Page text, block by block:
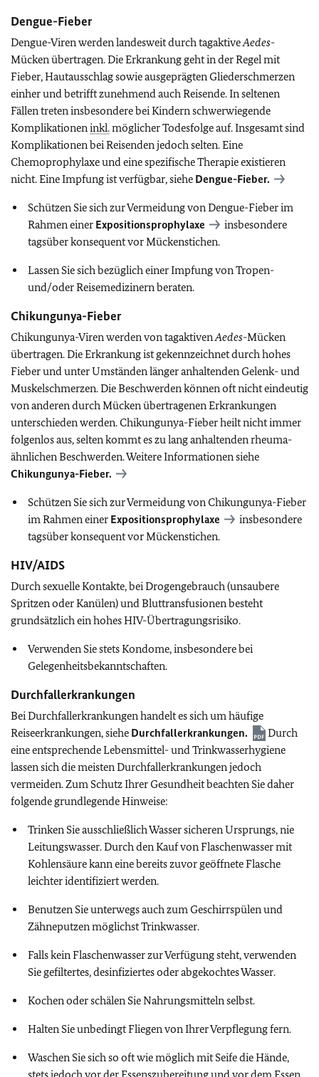
Dengue-Fieber
Dengue-Viren werden landesweit durch tagaktiveAedes-
Mücken übertragen. Die Erkrankung geht in der Regel mit
Fieber, Hautausschlag sowie ausgeprägten Gliederschmerzen
einher und betrifft zunehmend auch Reisende. In seltenen
Fällen treten insbesondere bei Kindern schwerwiegende
Komplikationeninkl.möglicher Todesfolge auf. Insgesamt sind
Komplikationen bei Reisenden jedoch selten. Eine
Chemoprophylaxe und eine spezifische Therapie existieren
nicht. Eine Impfung ist verfügbar, siehe Dengue-Fieber.
Schützen Sie sich zur Vermeidung von Dengue-Fieber im
Rahmen einer Expositionsprophylaxe
insbesondere
tagsüber konsequent vor Mückenstichen.
Lassen Sie sich bezüglich einer Impfung von Tropen-
und/oder Reisemedizinern beraten.
Chikungunya-Fieber
Chikungunya-Viren werden von tagaktivenAedes-Mücken
übertragen. Die Erkrankung ist gekennzeichnet durch hohes
Fieber und unter Umständen länger anhaltenden Gelenk- und
Muskelschmerzen. Die Beschwerden können oft nicht eindeutig
von anderen durch Mücken übertragenen Erkrankungen
unterschieden werden. Chikungunya-Fieber heilt nicht immer
folgenlos aus, selten kommt es zu lang anhaltenden rheuma-
ähnlichen Beschwerden. Weitere Informationen siehe
Chikungunya-Fieber.
Schützen Sie sich zur Vermeidung von Chikungunya-Fieber
im Rahmen einer Expositionsprophylaxe
insbesondere
tagsüber konsequent vor Mückenstichen.
HIV/AIDS
Durch sexuelle Kontakte, bei Drogengebrauch (unsaubere
Spritzen oder Kanülen) und Bluttransfusionen besteht
grundsätzlich ein hohes HIV-Übertragungsrisiko.
Verwenden Sie stets Kondome, insbesondere bei
Gelegenheitsbekanntschaften.
Durchfallerkrankungen
Bei Durchfallerkrankungen handelt es sich um häufige
Reiseerkrankungen, siehe Durchfallerkrankungen.
Durch
eine entsprechende Lebensmittel- und Trinkwasserhygiene
lassen sich die meisten Durchfallerkrankungen jedoch
vermeiden. Zum Schutz Ihrer Gesundheit beachten Sie daher
folgende grundlegende Hinweise:
Trinken Sie ausschließlich Wasser sicheren Ursprungs, nie
Leitungswasser. Durch den Kauf von Flaschenwasser mit
Kohlensäure kann eine bereits zuvor geöffnete Flasche
leichter identifiziert werden.
Benutzen Sie unterwegs auch zum Geschirrspülen und
Zähneputzen möglichst Trinkwasser.
Falls kein Flaschenwasser zur Verfügung steht, verwenden
Sie gefiltertes, desinfiziertes oder abgekochtes Wasser.
Kochen oder schälen Sie Nahrungsmitteln selbst.
Halten Sie unbedingt Fliegen von Ihrer Verpflegung fern.
Waschen Sie sich so oft wie möglich mit Seife die Hände,